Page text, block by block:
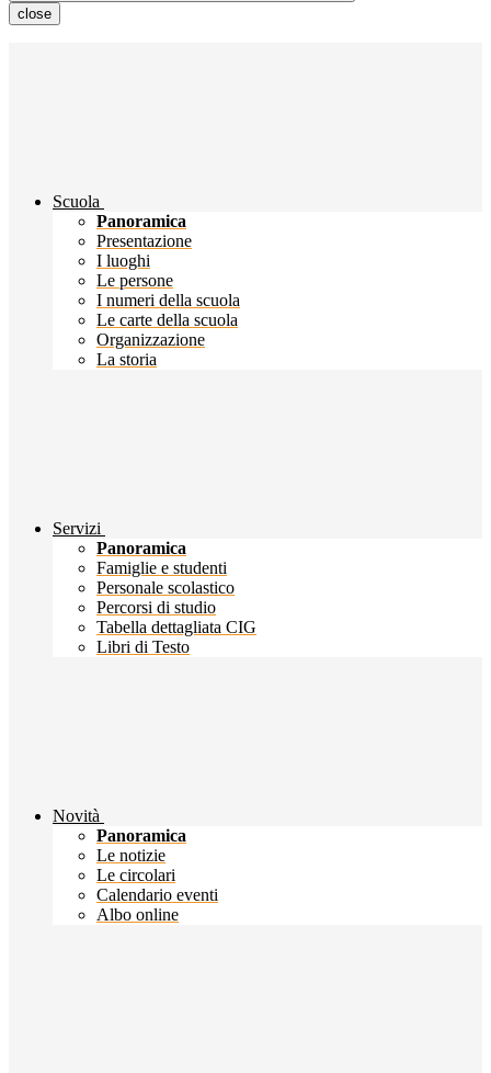
close
Scuola
Panoramica
Presentazione
I luoghi
Le persone
I numeri della scuola
Le carte della scuola
Organizzazione
La storia
Servizi
Panoramica
Famiglie e studenti
Personale scolastico
Percorsi di studio
Tabella dettagliata CIG
Libri di Testo
Novità
Panoramica
Le notizie
Le circolari
Calendario eventi
Albo online